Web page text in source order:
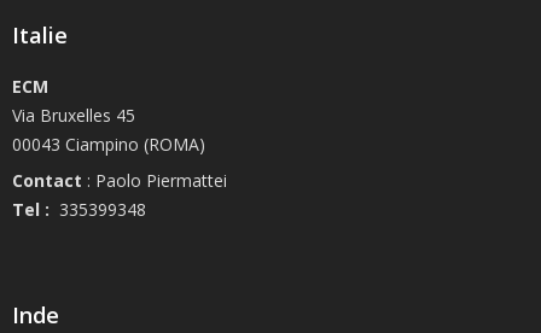
Italie
ECM
Via Bruxelles 45
00043 Ciampino (ROMA)
Contact : Paolo Piermattei
Tel : 335399348
Inde